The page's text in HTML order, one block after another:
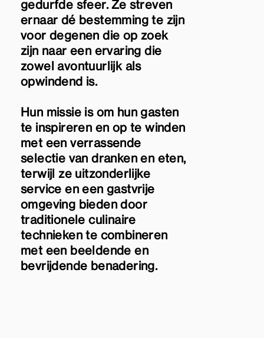
gedurfde sfeer. Ze streven
ernaar dé bestemming te zijn
voor degenen die op zoek
zijn naar een ervaring die
zowel avontuurlijk als
opwindend is.
Hun missie is om hun gasten
te inspireren en op te winden
met een verrassende
selectie van dranken en eten,
terwijl ze uitzonderlijke
service en een gastvrije
omgeving bieden door
traditionele culinaire
technieken te combineren
met een beeldende en
bevrijdende benadering.